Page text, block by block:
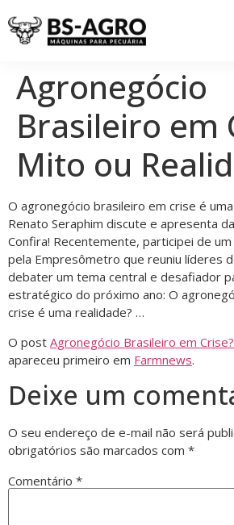
Agronegócio
Brasileiro em
Mito ou
O agronegócio brasileiro em crise é
Renato Seraphim discute e apresenta
Confira! Recentemente, participei de
pela Empresômetro que reuniu líderes
debater um tema central e desafiador
estratégico do próximo ano: O
crise é uma realidade? …
O post Agronegócio Brasileiro em
apareceu primeiro em Farmnews.
Deixe um
O seu endereço de e-mail não será
obrigatórios são marcados com *
Comentário *